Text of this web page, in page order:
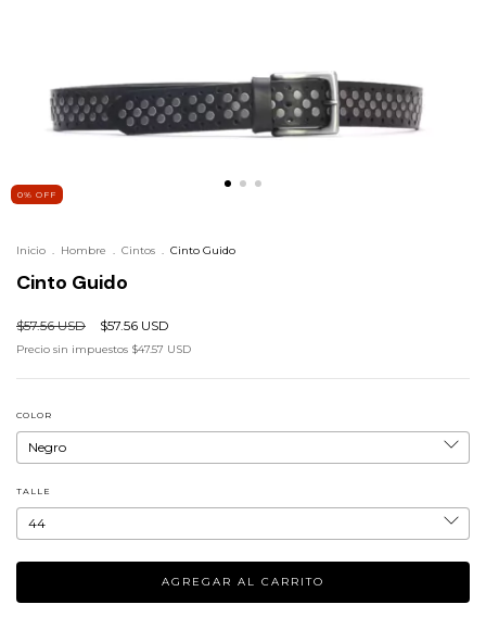
0% OFF
Inicio Hombre Cintos Cinto Guido
Cinto Guido
$57.56 USD $57.56 USD
Precio sin impuestos $47.57 USD
COLOR
TALLE